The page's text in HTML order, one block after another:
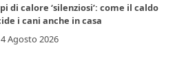
di calore ‘silenziosi’: come il caldo
i cani anche in casa
4 Agosto 2026